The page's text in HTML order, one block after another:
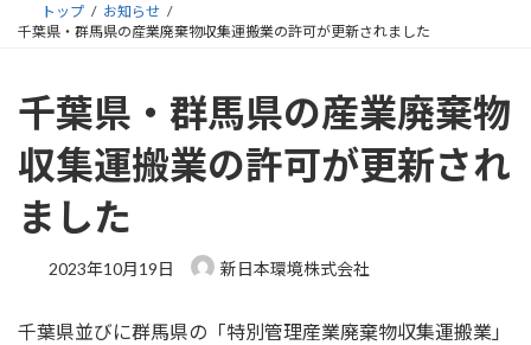
トップ
お知らせ
千葉県・群馬県の産業廃棄物収集運搬業の許可が更新されました
千葉県・群馬県の産業廃棄物
収集運搬業の許可が更新され
ました
2023年10月19日 新日本環境株式会社
千葉県並びに群馬県の「特別管理産業廃棄物収集運搬業」